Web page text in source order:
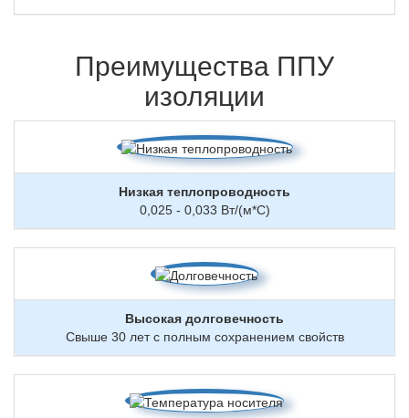
Преимущества ППУ
изоляции
Низкая теплопроводность
0,025 - 0,033 Вт/(м*С)
Высокая долговечность
Свыше 30 лет с полным сохранением свойств